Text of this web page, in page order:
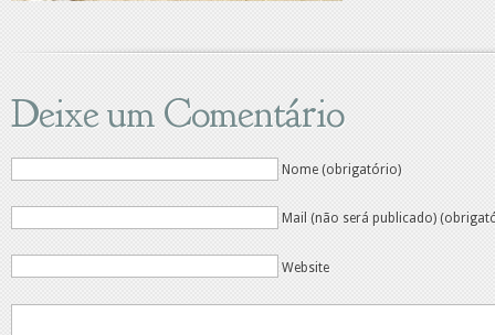
Deixe um Comentário
Nome (obrigatório)
Mail (não será publicado)
Website